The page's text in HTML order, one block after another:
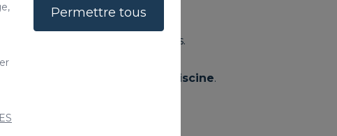
des familles avec enfants.
de nos jardins et de notre piscine.
Permettre tous